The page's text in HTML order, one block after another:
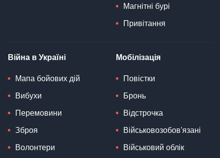
Магнітні бурі
Привітання
Війна в Україні
Мапа бойових дій
Вибухи
Перемовини
Зброя
Волонтери
Мобілізація
Повістки
Бронь
Відстрочка
Військовозобов'язані
Військовий облік